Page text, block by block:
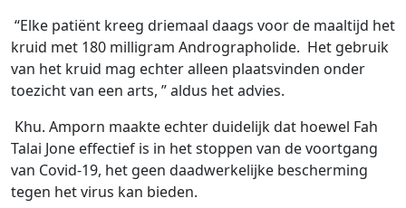
“Elke patiënt kreeg driemaal daags voor de maaltijd het
kruid met 180 milligram Andrographolide. Het gebruik
van het kruid mag echter alleen plaatsvinden onder
toezicht van een arts, ” aldus het advies.
Khu. Amporn maakte echter duidelijk dat hoewel Fah
Talai Jone effectief is in het stoppen van de voortgang
van Covid-19, het geen daadwerkelijke bescherming
tegen het virus kan bieden.